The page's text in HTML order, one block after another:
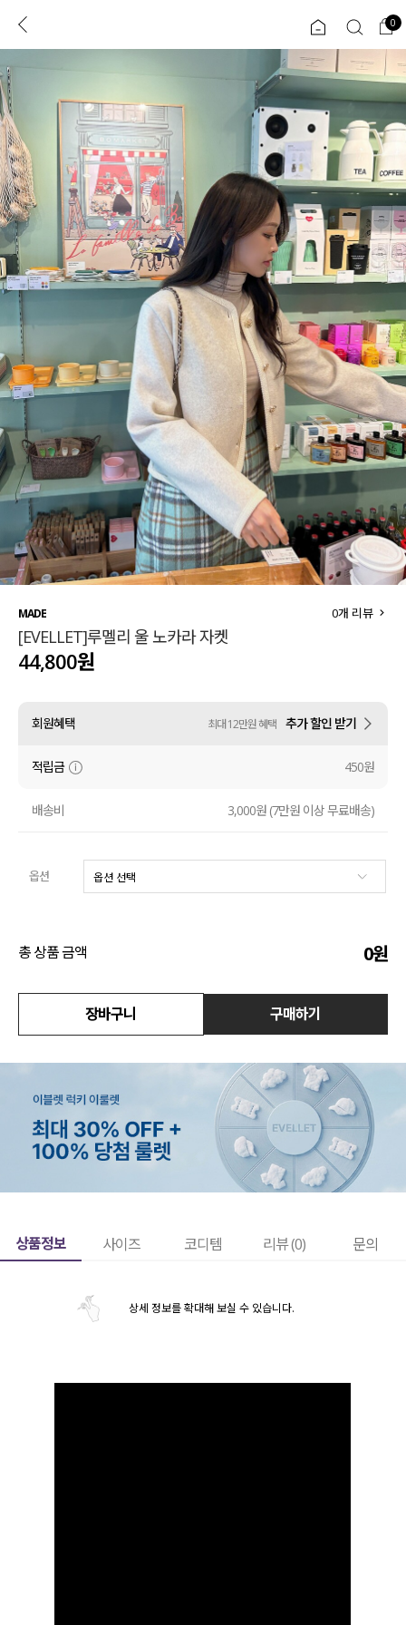
로그인 0
ENG
TW
콘텐츠 리뷰 & 혜택 회원혜택
CATEGORY COMMUNITY
도착보장⚡
인플루언서 pick!
신상 5%
베스트
MADE
세트할인 ~30%
하객룩
살안타템
110사이즈
티셔츠
셔츠
원피스
니트
ALL
익스클루시브
아우터
티셔츠
니트
블라우스
원피스
팬츠
스커트
언더웨어
0
MADE
[EVELLET]루멜리 울 노카라 자켓
0개 리뷰
44,800원
회원혜택 최대 12만원 혜택 추가 할인 받기
적립금 450원
배송비 3,000원 (7만원 이상 무료배송)
옵션
총 상품 금액 0원
장바구니 구매하기
상품정보 사이즈 코디템 리뷰 (0) 문의
상세 정보를 확대해 보실 수 있습니다.